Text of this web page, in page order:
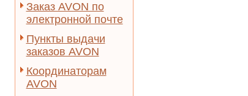
Заказ AVON по
электронной почте
Пункты выдачи
заказов AVON
Координаторам
AVON